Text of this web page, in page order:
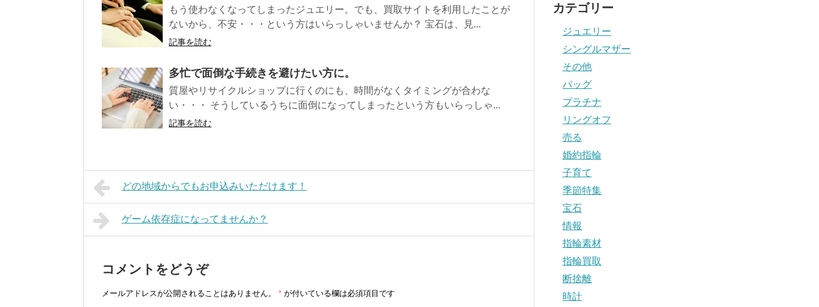
もう使わなくなってしまったジュエリー。でも、買取サイトを利用したことが
ないから、不安・・・という方はいらっしゃいませんか？ 宝石は、見...
記事を読む
多忙で面倒な手続きを避けたい方に。
質屋やリサイクルショップに行くのにも、時間がなくタイミングが合わな
い・・・ そうしているうちに面倒になってしまったという方もいらっしゃ...
記事を読む
どの地域からでもお申込みいただけます！
ゲーム依存症になってませんか？
コメントをどうぞ
メールアドレスが公開されることはありません。 * が付いている欄は必須項目です
カテゴリー
ジュエリー
シングルマザー
その他
バッグ
プラチナ
リングオフ
売る
婚約指輪
子育て
季節特集
宝石
情報
指輪素材
指輪買取
断捨離
時計